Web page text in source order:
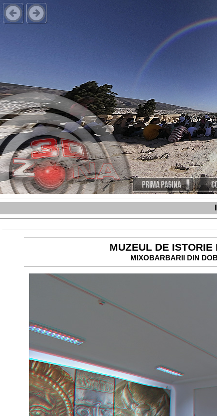
MUZEUL DE
MIXOBARBARII DIN